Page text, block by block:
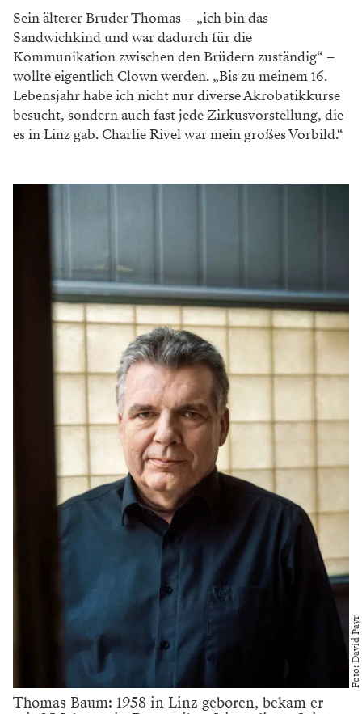
Sein älterer Bruder Thomas – „ich bin das
Sandwichkind und war dadurch für die
Kommunikation zwischen den Brüdern zuständig“ –
wollte eigentlich Clown werden. „Bis zu meinem 16.
Lebensjahr habe ich nicht nur diverse Akrobatikkurse
besucht, sondern auch fast jede Zirkusvorstellung, die
es in Linz gab. Charlie Rivel war mein großes Vorbild.“
Foto: David Payr
Thomas Baum: 1958 in Linz geboren, bekam er